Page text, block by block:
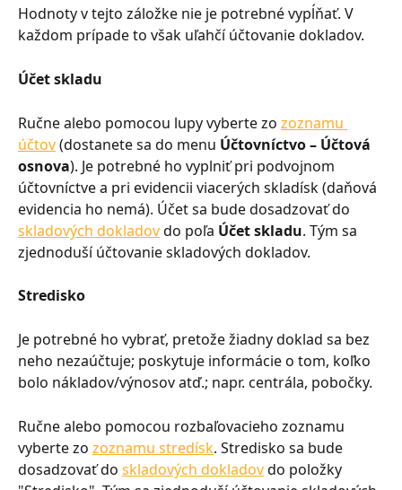
Hodnoty v tejto záložke nie je potrebné vypĺňať. V
každom prípade to však uľahčí účtovanie dokladov.
Účet skladu
Ručne alebo pomocou lupy vyberte zo zoznamu
účtov (dostanete sa do menu Účtovníctvo – Účtová
osnova). Je potrebné ho vyplniť pri podvojnom
účtovníctve a pri evidencii viacerých skladísk (daňová
evidencia ho nemá). Účet sa bude dosadzovať do
skladových dokladov do poľa Účet skladu. Tým sa
zjednoduší účtovanie skladových dokladov.
Stredisko
Je potrebné ho vybrať, pretože žiadny doklad sa bez
neho nezaúčtuje; poskytuje informácie o tom, koľko
bolo nákladov/výnosov atď.; napr. centrála, pobočky.
Ručne alebo pomocou rozbaľovacieho zoznamu
vyberte zo zoznamu stredísk. Stredisko sa bude
dosadzovať do skladových dokladov do položky